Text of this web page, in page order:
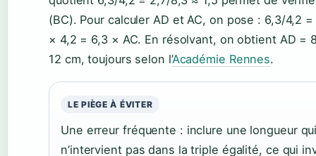
(BC). Pour calculer AD et AC, on pose : 6,3/4,2 =
× 4,2 = 6,3 × AC. En résolvant, on obtient AD =
12 cm, toujours selon l’Académie Rennes.
LE PIÈGE À ÉVITER
Une erreur fréquente : inclure une longueur
n’intervient pas dans la triple égalité, ce qui